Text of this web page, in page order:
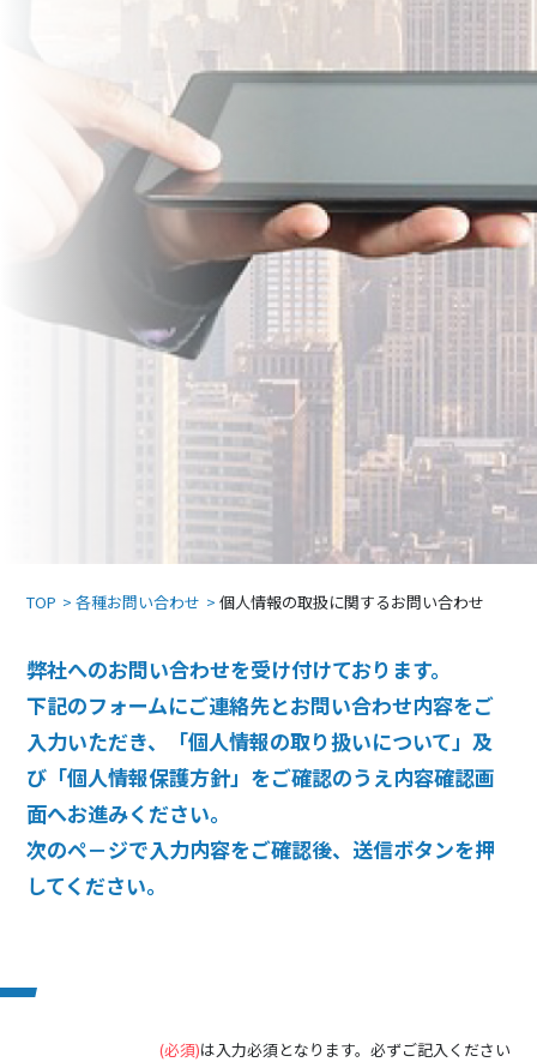
TOP 各種お問い合わせ 個人情報の取扱に関するお問い合わせ
弊社へのお問い合わせを受け付けております。
下記のフォームにご連絡先とお問い合わせ内容をご
入力いただき、「個人情報の取り扱いについて」及
び「個人情報保護方針」をご確認のうえ内容確認画
面へお進みください。
次のペ－ジで入力内容をご確認後、送信ボタンを押
してください。
(必須)は入力必須となります。必ずご記入ください